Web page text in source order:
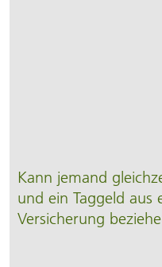
Kann jemand
und ein Taggeld aus
Versicherung